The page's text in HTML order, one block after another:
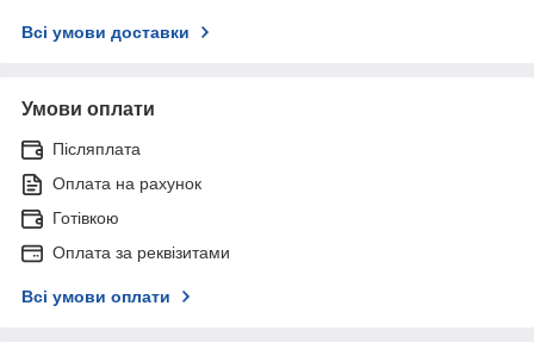
Всі умови доставки
Умови оплати
Післяплата
Оплата на рахунок
Готівкою
Оплата за реквізитами
Всі умови оплати